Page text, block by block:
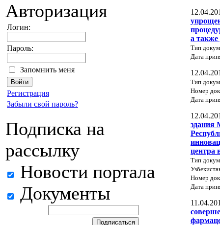
Авторизация
Логин:
Пароль:
Запомнить меня
Регистрация
Забыли свой пароль?
Подписка на
рассылку
Новости портала
Документы
а также
Тип
Дата
Тип
Номер
Дата
здания
центра
Тип
Номер
Дата